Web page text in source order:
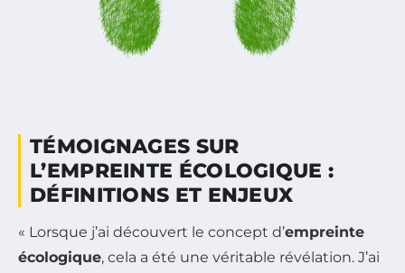
TÉMOIGNAGES SUR
L’EMPREINTE ÉCOLOGIQUE :
DÉFINITIONS ET ENJEUX
« Lorsque j’ai découvert le concept d’empreinte
écologique, cela a été une véritable révélation. J’ai